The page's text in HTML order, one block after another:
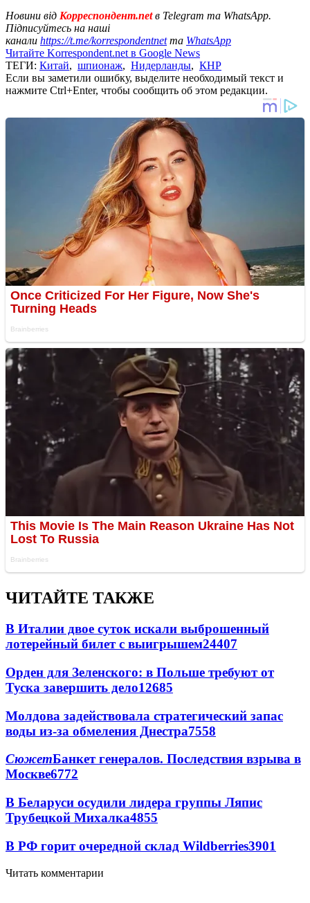
Новини від Корреспондент.netв Telegram та WhatsApp.
Підписуйтесь на наші
канали https://t.me/korrespondentnetта WhatsApp
Читайте Korrespondent.net в Google News
ТЕГИ: Китай, шпионаж, Нидерланды, КНР
Если вы заметили ошибку, выделите необходимый текст и
нажмите Ctrl+Enter, чтобы сообщить об этом редакции.
ЧИТАЙТЕ ТАКЖЕ
В Италии двое суток искали выброшенный
лотерейный билет с выигрышем24407
Орден для Зеленского: в Польше требуют от
Туска завершить дело12685
Молдова задействовала стратегический запас
воды из-за обмеления Днестра7558
СюжетБанкет генералов. Последствия взрыва в
Москве6772
В Беларуси осудили лидера группы Ляпис
Трубецкой Михалка4855
В РФ горит очередной склад Wildberries3901
Читать комментарии